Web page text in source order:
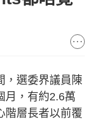
，選委界議員陳
月，有約2.6萬
階層長者以前覆